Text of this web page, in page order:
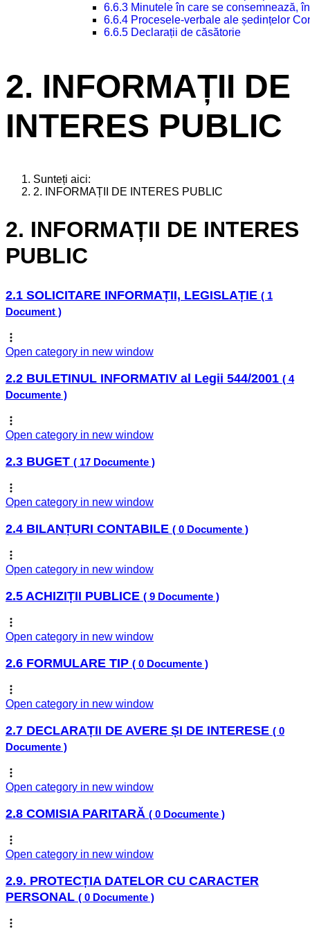
6.6.3 Minutele în care se consemnează,
6.6.4 Procesele-verbale ale ședințelor
6.6.5 Declarații de căsătorie
2. INFORMAȚII DE
INTERES PUBLIC
Sunteți aici:
2. INFORMAȚII DE INTERES PUBLIC
2. INFORMAȚII DE INTERES
PUBLIC
2.1 SOLICITARE INFORMAȚII, LEGISLAȚIE ( 1
Document )
Open category in new window
2.2 BULETINUL INFORMATIV al Legii 544/2001 ( 4
Documente )
Open category in new window
2.3 BUGET ( 17 Documente )
Open category in new window
2.4 BILANȚURI CONTABILE ( 0 Documente )
Open category in new window
2.5 ACHIZIȚII PUBLICE ( 9 Documente )
Open category in new window
2.6 FORMULARE TIP ( 0 Documente )
Open category in new window
2.7 DECLARAȚII DE AVERE ȘI DE INTERESE ( 0
Documente )
Open category in new window
2.8 COMISIA PARITARĂ ( 0 Documente )
Open category in new window
2.9. PROTECȚIA DATELOR CU CARACTER
PERSONAL ( 0 Documente )